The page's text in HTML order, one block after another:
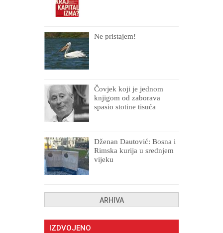
Ne pristajem!
Čovjek koji je jednom
knjigom od zaborava
spasio stotine tisuća
Dženan Dautović: Bosna i
Rimska kurija u srednjem
vijeku
ARHIVA
IZDVOJENO